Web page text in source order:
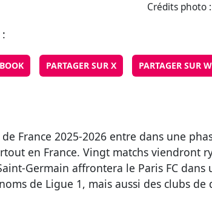
Crédits photo
PARTAGER SUR X PARTAGER SUR
France 2025-2026 entre dans une
en France. Vingt matchs viendront
Germain affrontera le Paris FC
de Ligue 1, mais aussi des clubs